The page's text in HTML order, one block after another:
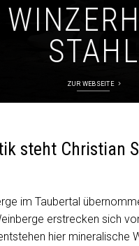
STAHL
ZUR WEBSEITE
steht Christian
im Taubertal
erstrecken sich
hier